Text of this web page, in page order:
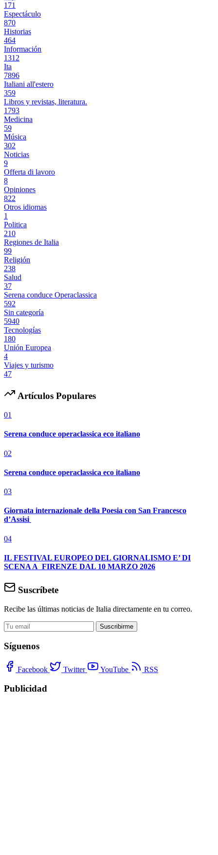
171
Espectáculo
870
Historias
464
Información
1312
Ita
7896
Italiani all'estero
359
Libros y revistas, literatura.
1793
Medicina
59
Música
302
Noticias
9
Offerta di lavoro
8
Opiniones
822
Otros idiomas
1
Politica
210
Regiones de Italia
99
Religión
238
Salud
37
Serena conduce Operaclassica
592
Sin categoría
5940
Tecnologías
180
Unión Europea
4
Viajes y turismo
47
Artículos Populares
01
Serena conduce operaclassica eco italiano
02
Serena conduce operaclassica eco italiano
03
Giornata internazionale della Poesia con San Francesco
d’Assisi
04
IL FESTIVAL EUROPEO DEL GIORNALISMO E’ DI
SCENA A FIRENZE DAL 10 MARZO 2026
Suscríbete
Recibe las últimas noticias de Italia directamente en tu correo.
Suscribirme
Síguenos
Facebook Twitter YouTube RSS
Publicidad